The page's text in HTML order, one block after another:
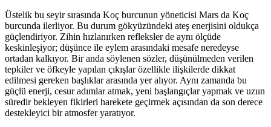
Üstelik bu seyir sırasında Koç burcunun yöneticisi Mars da Koç
burcunda ilerliyor. Bu durum gökyüzündeki ateş enerjisini oldukça
güçlendiriyor. Zihin hızlanırken refleksler de aynı ölçüde
keskinleşiyor; düşünce ile eylem arasındaki mesafe neredeyse
ortadan kalkıyor. Bir anda söylenen sözler, düşünülmeden verilen
tepkiler ve öfkeyle yapılan çıkışlar özellikle ilişkilerde dikkat
edilmesi gereken başlıklar arasında yer alıyor. Aynı zamanda bu
güçlü enerji, cesur adımlar atmak, yeni başlangıçlar yapmak ve uzun
süredir bekleyen fikirleri harekete geçirmek açısından da son derece
destekleyici bir atmosfer yaratıyor.